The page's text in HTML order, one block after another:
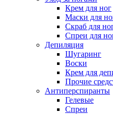
Крем для ног
Маски для
Скраб для
Спреи для
Депиляция
Шугаринг
Воски
Крем для
Прочие
Антиперспиранты
Гелевые
Спреи